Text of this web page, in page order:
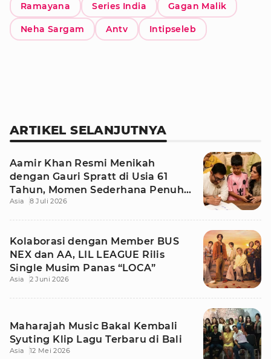
Ramayana Series India Gagan Malik
Neha Sargam Antv Intipseleb
ARTIKEL SELANJUTNYA
Aamir Khan Resmi Menikah
dengan Gauri Spratt di Usia 61
Tahun, Momen Sederhana Penuh
Kehangatan
Asia 8 Juli 2026
Kolaborasi dengan Member BUS
NEX dan AA, LIL LEAGUE Rilis
Single Musim Panas “LOCA”
Asia 2 Juni 2026
Maharajah Music Bakal Kembali
Syuting Klip Lagu Terbaru di Bali
Asia 12 Mei 2026